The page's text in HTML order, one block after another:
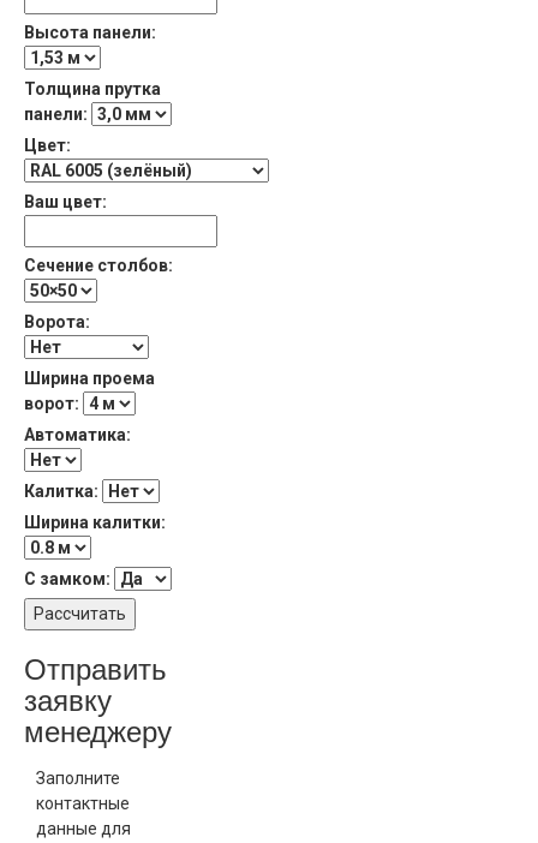
Высота панели:
Толщина прутка
панели:
Цвет:
Ваш цвет:
Сечение столбов:
Ворота:
Ширина проема
ворот:
Автоматика:
Калитка:
Ширина калитки:
С замком:
Рассчитать
Отправить
заявку
менеджеру
Заполните
контактные
данные для